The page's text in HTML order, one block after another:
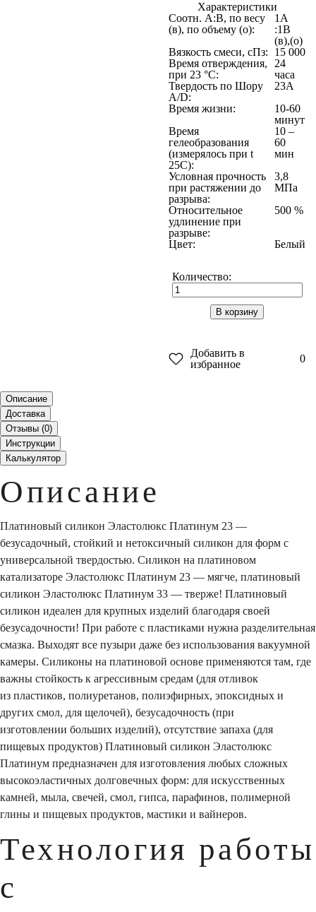
Характеристики
Соотн. A:B, по весу
(в), по объему (о):
1A
:1B
(в),(о)
Вязкость смеси, сПз:
15 000
Время отверждения,
при 23 °C:
24
часа
Твердость по Шору
A/D:
23А
Время жизни:
10-60
минут
Время
гелеобразования
(измерялось при t
25C):
10 –
60
мин
Условная прочность
при растяжении до
разрыва:
3,8
МПа
Относительное
удлинение при
разрыве:
500 %
Цвет: Белый
Количество:
В корзину
Добавить в
избранное
0
Описание
Доставка
Отзывы (0)
Инструкции
Калькулятор
Описание
Платиновый силикон Эластолюкс Платинум 23 ―
безусадочный, стойкий и нетоксичный силикон для форм с
универсальной твердостью. Силикон на платиновом
катализаторе Эластолюкс Платинум 23 ― мягче, платиновый
силикон Эластолюкс Платинум 33 ― тверже! Платиновый
силикон идеален для крупных изделий благодаря своей
безусадочности! При работе с пластиками нужна разделительная
смазка. Выходят все пузыри даже без использования вакуумной
камеры. Силиконы на платиновой основе применяются там, где
важны стойкость к агрессивным средам (для отливок
из пластиков, полиуретанов, полиэфирных, эпоксидных и
других смол, для щелочей), безусадочность (при
изготовлении больших изделий), отсутствие запаха (для
пищевых продуктов) Платиновый силикон Эластолюкс
Платинум предназначен для изготовления любых сложных
высокоэластичных долговечных форм: для искусственных
камней, мыла, свечей, смол, гипса, парафинов, полимерной
глины и пищевых продуктов, мастики и вайнеров.
Технология работы
с